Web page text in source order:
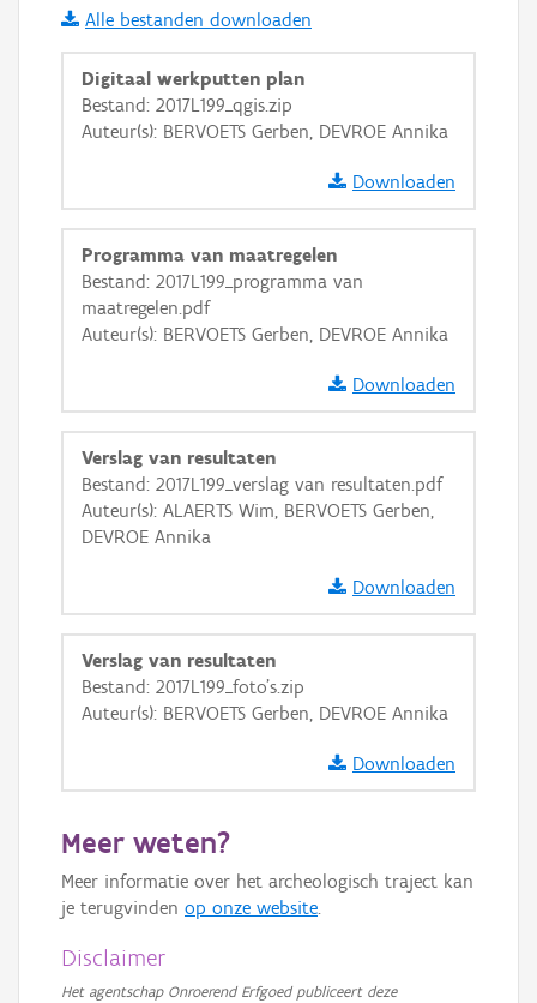
i
+ −
Basis Lagen
Ortho
GRB-Basiskaart in grijswaarden
Alle bestanden downloaden
Digitaal werkputten plan
Bestand: 2017L199_qgis.zip
Auteur(s): BERVOETS Gerben, DEVROE Annika
Downloaden
Programma van maatregelen
Bestand: 2017L199_programma van
maatregelen.pdf
Auteur(s): BERVOETS Gerben, DEVROE Annika
Downloaden
Verslag van resultaten
Bestand: 2017L199_verslag van resultaten.pdf
Auteur(s): ALAERTS Wim, BERVOETS Gerben,
DEVROE Annika
Downloaden
Verslag van resultaten
Bestand: 2017L199_foto's.zip
Auteur(s): BERVOETS Gerben, DEVROE Annika
Downloaden
Meer weten?
Meer informatie over het archeologisch traject kan
je terugvinden op onze website.
Disclaimer
Het agentschap Onroerend Erfgoed publiceert deze